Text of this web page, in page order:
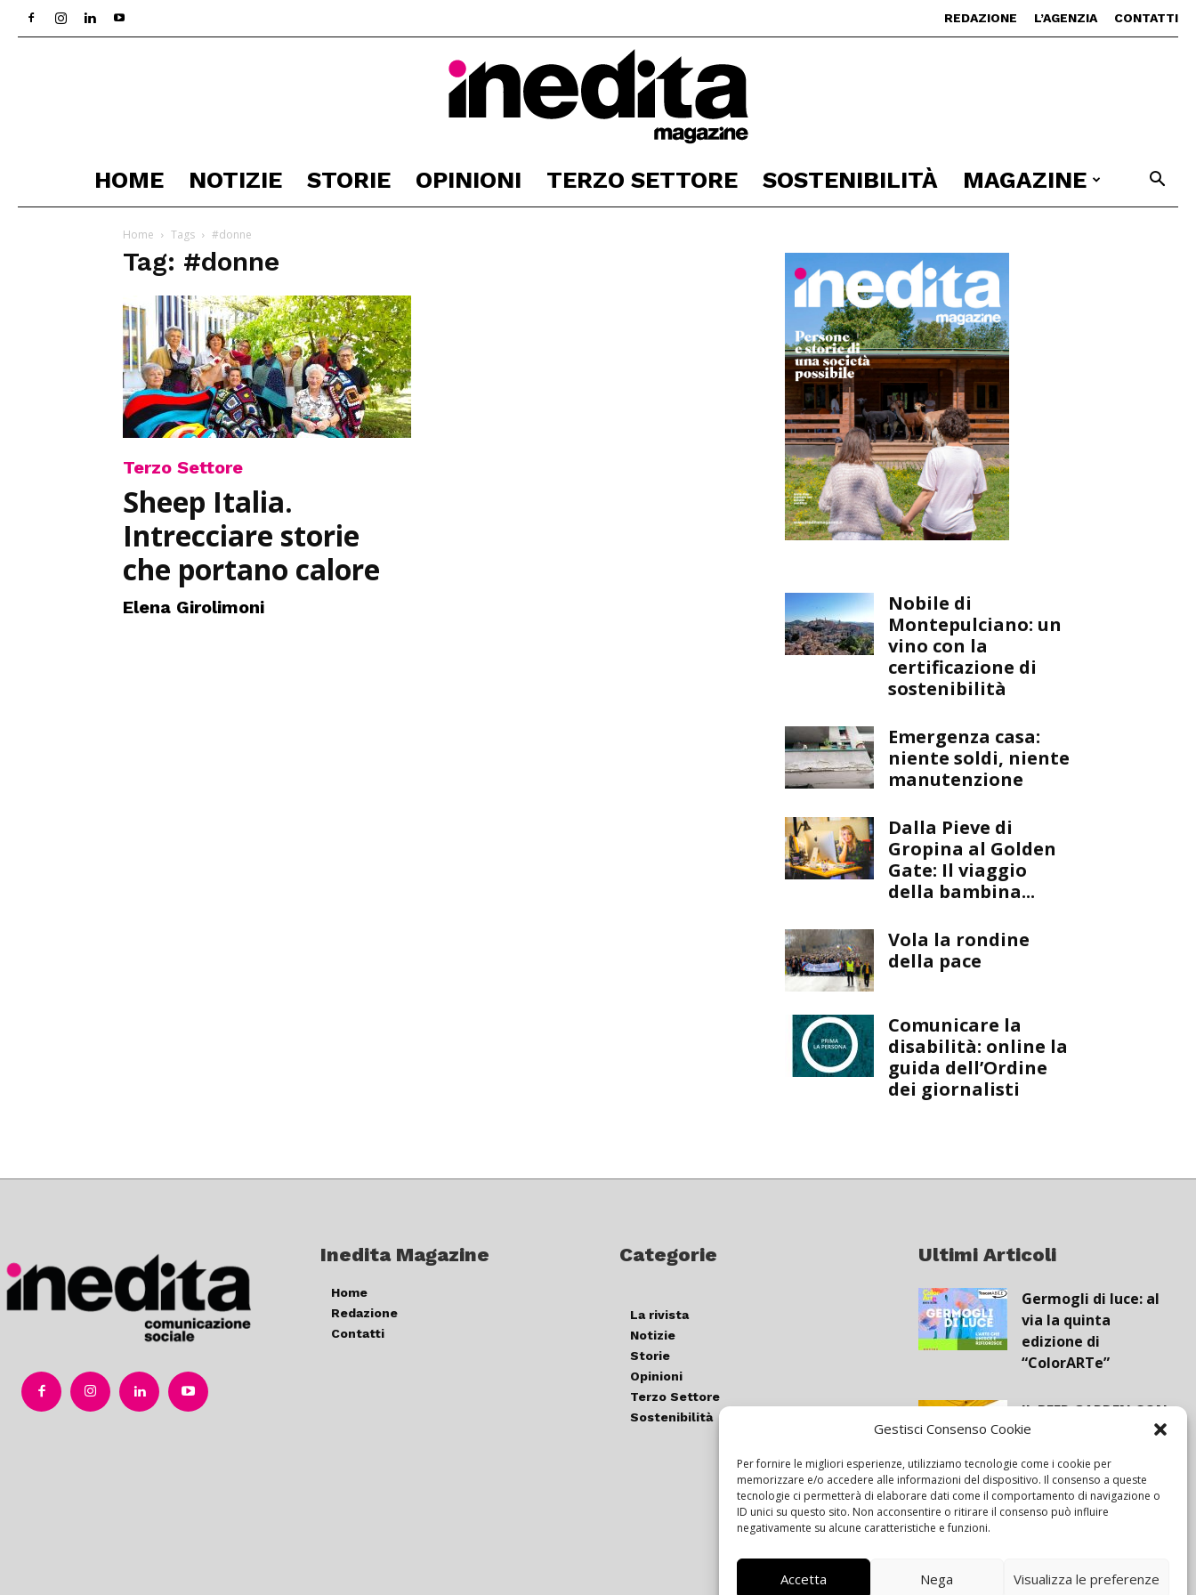
Gestisci Consenso Cookie
Per fornire le migliori esperienze, utilizziamo tecnologie come i cookie per
memorizzare e/o accedere alle informazioni del dispositivo. Il consenso a queste
tecnologie ci permetterà di elaborare dati come il comportamento di navigazione o
ID unici su questo sito. Non acconsentire o ritirare il consenso può influire
negativamente su alcune caratteristiche e funzioni.
Accetta Nega Visualizza le preferenze
REDAZIONE L’AGENZIA CONTATTI
Inedita
HOME NOTIZIE STORIE OPINIONI TERZO SETTORE SOSTENIBILITÀ MAGAZINE
Home Tags #donne
Tag: #donne
Terzo Settore
Sheep Italia.
Intrecciare storie
che portano calore
Elena Girolimoni
Nobile di
Montepulciano: un
vino con la
certificazione di
sostenibilità
Emergenza casa:
niente soldi, niente
manutenzione
Dalla Pieve di
Gropina al Golden
Gate: Il viaggio
della bambina...
Vola la rondine
della pace
Comunicare la
disabilità: online la
guida dell’Ordine
dei giornalisti
Inedita Magazine
Home
Redazione
Contatti
Categorie
La rivista
Notizie
Storie
Opinioni
Terzo Settore
Sostenibilità
Ultimi Articoli
Germogli di luce: al
via la quinta
edizione di
“ColorARTe”
IL BEER GARDEN CON
IL GIALLONE
Siamo pronti a
navigare “contro